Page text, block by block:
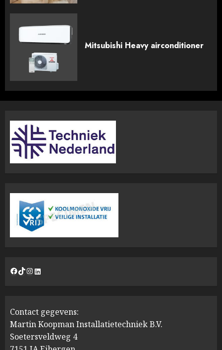
Mitsubishi Heavy airconditioner
Facebook
TikTok
Instagram
LinkedIn
Contact gegevens:
Martin Koopman Installatietechniek B.V.
Soetersveldweg 4